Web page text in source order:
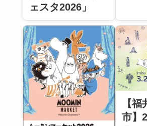
ェスタ2026」
【
市】